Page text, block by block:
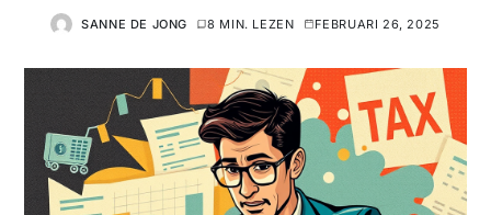
SANNE DE JONG 8 MIN. LEZEN FEBRUARI 26, 2025